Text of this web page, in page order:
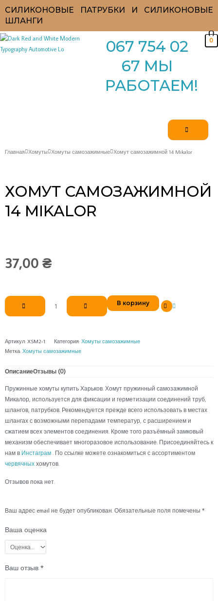
СИЛИКОНОВЫЕ ПАТРУБКИ И СИЛИКОНОВЫЕ
ШЛАНГИ
067 754 02
67 МЫ
РАБОТАЕМ!
0
Главная Хомуты Хомуты самозажимные Хомут самозажимной 14 Mikalor
ХОМУТ САМОЗАЖИМНОЙ
14 MIKALOR
37,00 ₴
Количество
товара
Mikalor
В корзину
Артикул: XSM2-1 Категория: Хомуты самозажимные
Метка: Хомуты самозажимные
ОписаниеОтзывы (0)
Пружинные хомуты купить Харьков. Хомут пружинный самозажимной
Микалор, используется для фиксации и герметизации соединений труб,
шлангов, патрубков. Рекомендуется прежде всего использовать в местах
шлангах с возможными перепадами температур, с расширением и
сжатием всех элементов соединения. Кроме того разъёмный замковый
механизм обеспечивает многоразовое использование. Присоединяйтесь к
нам в Инстаграм . По ссылке можете ознакомиться с ассортиментом
червячных хомутов.
Отзывов пока нет.
Ваш адрес email не будет опубликован. Обязательные поля помечены *
Ваша оценка
Ваш отзыв *